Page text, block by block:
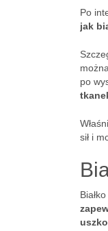
Po
jak
po
sił i